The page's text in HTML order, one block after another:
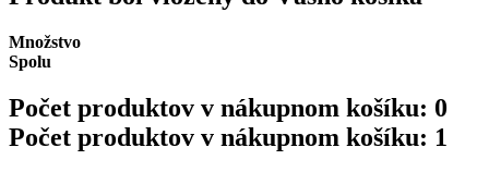
Množstvo
Spolu
Počet produktov v nákupnom košíku: 0
Počet produktov v nákupnom košíku: 1